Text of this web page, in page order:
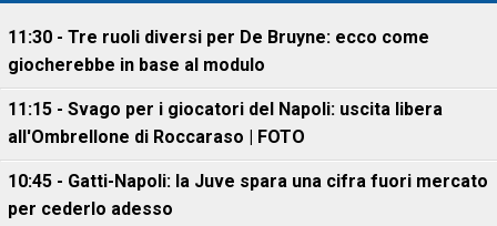
11:30 - Tre ruoli diversi per De Bruyne: ecco come
giocherebbe in base al modulo
11:15 - Svago per i giocatori del Napoli: uscita libera
all'Ombrellone di Roccaraso | FOTO
10:45 - Gatti-Napoli: la Juve spara una cifra fuori mercato
per cederlo adesso